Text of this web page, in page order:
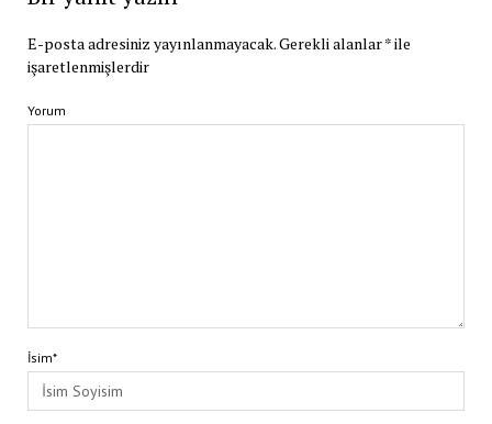
E-posta adresiniz yayınlanmayacak.Gerekli alanlar*ile
işaretlenmişlerdir
Yorum
İsim*